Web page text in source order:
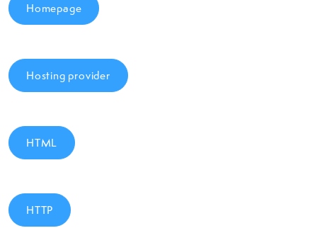
Homepage
Hosting provider
HTML
HTTP